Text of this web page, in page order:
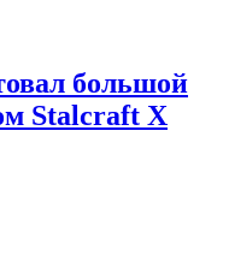
большой
Stalcraft X